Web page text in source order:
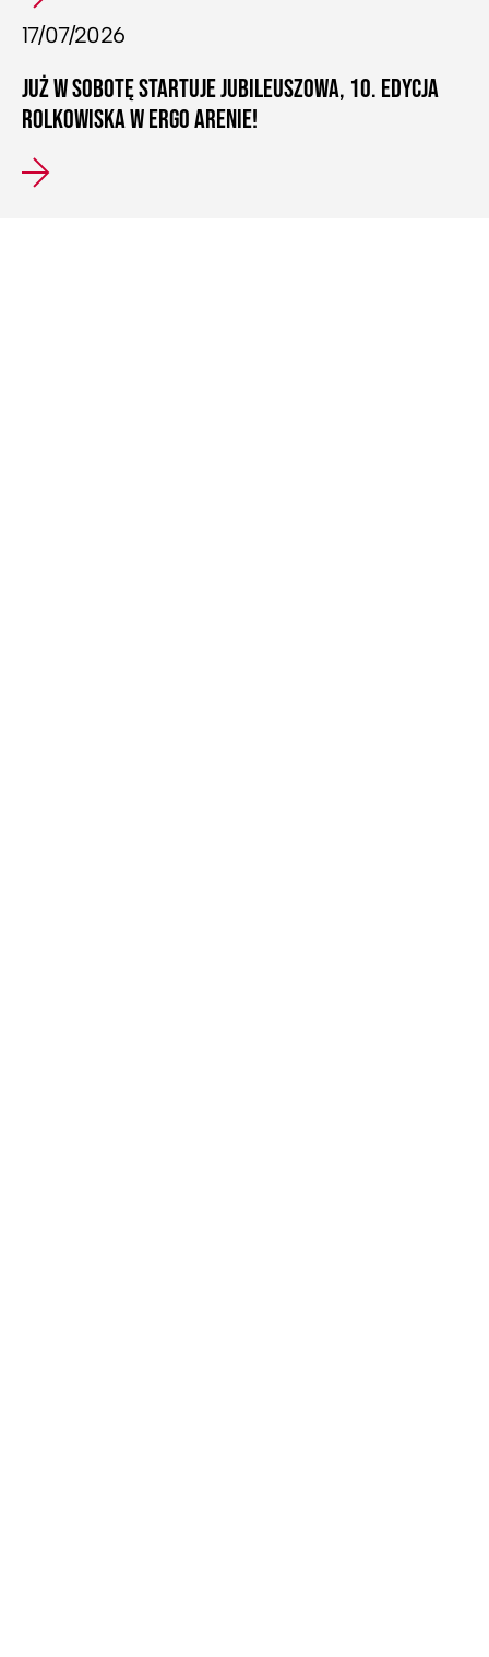
17/07/2026
JUŻ W SOBOTĘ STARTUJE JUBILEUSZOWA, 10. EDYCJA
ROLKOWISKA W ERGO ARENIE!